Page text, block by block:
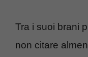
Tra i suoi brani
non citare